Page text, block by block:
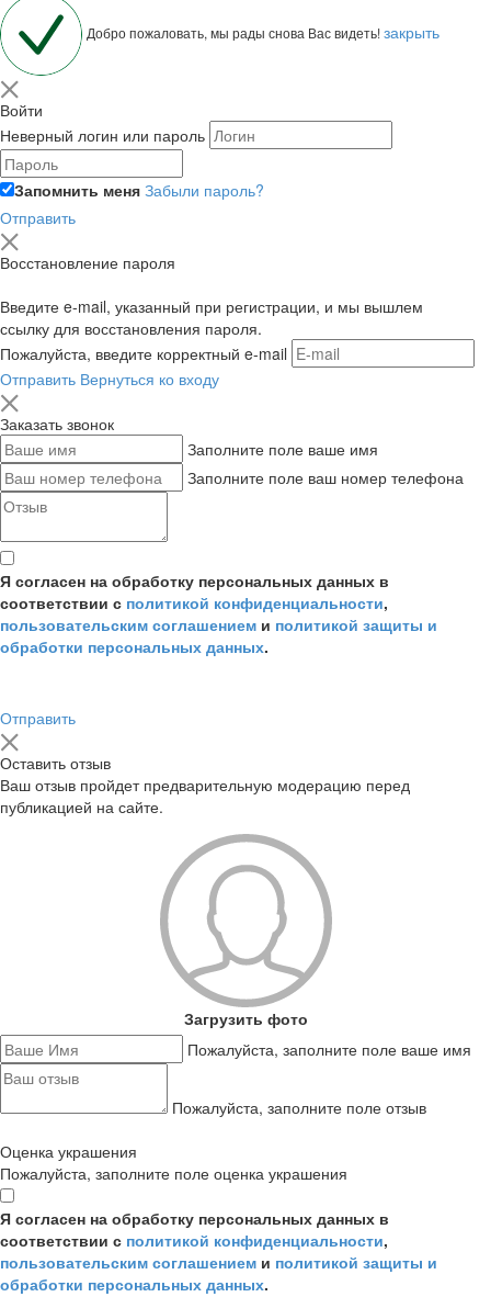
Добро пожаловать, мы рады снова Вас видеть!закрыть
Войти
Неверный логин или пароль
Запомнить меня Забыли пароль?
Отправить
Восстановление пароля
Введите e-mail, указанный при регистрации, и мы вышлем
ссылку для восстановления пароля.
Пожалуйста, введите корректный e-mail
Отправить Вернуться ко входу
Заказать звонок
Заполните поле ваше имя
Заполните поле ваш номер телефона
Я согласен на обработку персональных данных в
соответствии с политикой конфиденциальности,
пользовательским соглашением и политикой защиты и
обработки персональных данных.
Отправить
Оставить отзыв
Ваш отзыв пройдет предварительную модерацию перед
публикацией на сайте.
Загрузить фото
Пожалуйста, заполните поле ваше имя
Пожалуйста, заполните поле отзыв
Оценка украшения
Пожалуйста, заполните поле оценка украшения
Я согласен на обработку персональных данных в
соответствии с политикой конфиденциальности,
пользовательским соглашением и политикой защиты и
обработки персональных данных.